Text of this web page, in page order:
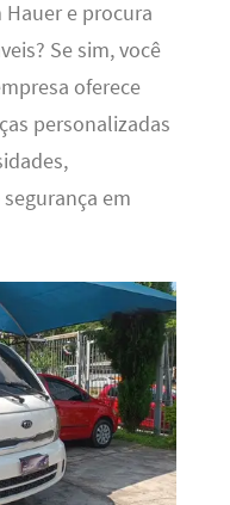
e procura
Se sim, você
oferece
personalizadas
em